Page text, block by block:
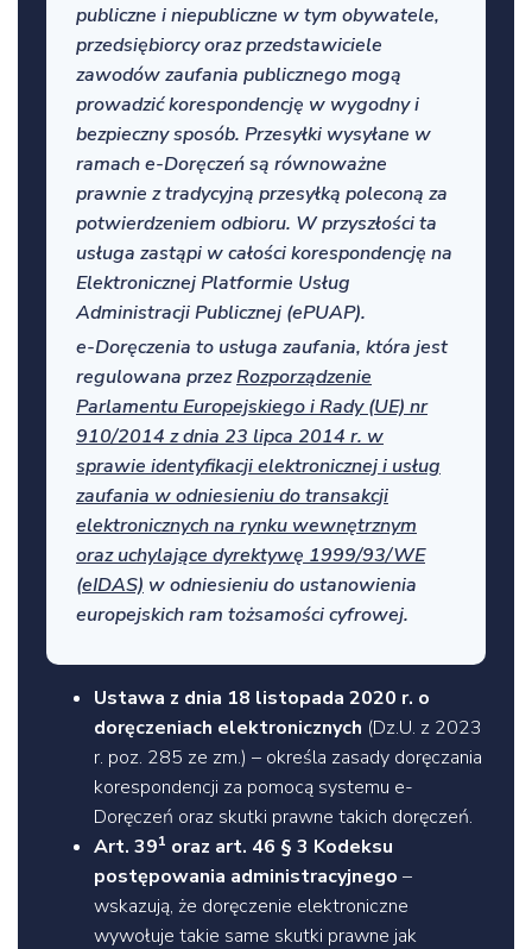
publiczne i niepubliczne w tym obywatele,
przedsiębiorcy oraz przedstawiciele
zawodów zaufania publicznego mogą
prowadzić korespondencję w wygodny i
bezpieczny sposób. Przesyłki wysyłane w
ramach e-Doręczeń są równoważne
prawnie z tradycyjną przesyłką poleconą za
potwierdzeniem odbioru. W przyszłości ta
usługa zastąpi w całości korespondencję na
Elektronicznej Platformie Usług
Administracji Publicznej (ePUAP).
e-Doręczenia to usługa zaufania, która jest
regulowana przezRozporządzenie
Parlamentu Europejskiego i Rady (UE) nr
910/2014 z dnia 23 lipca 2014 r. w
sprawie identyfikacji elektronicznej i usług
zaufania w odniesieniu do transakcji
elektronicznych na rynku wewnętrznym
oraz uchylające dyrektywę 1999/93/WE
(eIDAS) w odniesieniu do ustanowienia
europejskich ram tożsamości cyfrowej.
Ustawa z dnia 18 listopada 2020 r. o
doręczeniach elektronicznych (Dz.U. z 2023
r. poz. 285 ze zm.) – określa zasady doręczania
korespondencji za pomocą systemu e-
Doręczeń oraz skutki prawne takich doręczeń.
Art. 391 oraz art. 46 § 3 Kodeksu
postępowania administracyjnego –
wskazują, że doręczenie elektroniczne
wywołuje takie same skutki prawne jak